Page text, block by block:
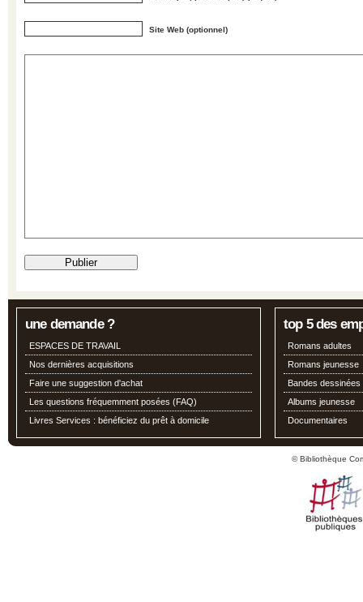
Site Web (optionnel)
une demande ?
ESPACES DE TRAVAIL
Nos dernières acquisitions
Faire une suggestion d'achat
Les questions fréquemment posées (FAQ)
Livres Services : bénéficiez du prêt à domicile
top 5 des
Romans adultes
Romans jeunesse
Bandes dessinées
Albums jeunesse
Documentaires
© Bibliothèque